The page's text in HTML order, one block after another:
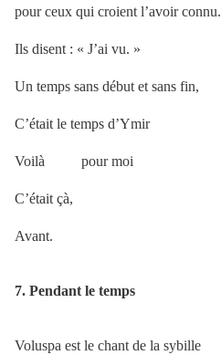
pour ceux qui croient l’avoir connu.
Ils disent : « J’ai vu. »
Un temps sans début et sans fin,
C’était le temps d’Ymir
Voilà pour moi
C’était çà,
Avant.
7. Pendant le temps
Voluspa est le chant de la sybille